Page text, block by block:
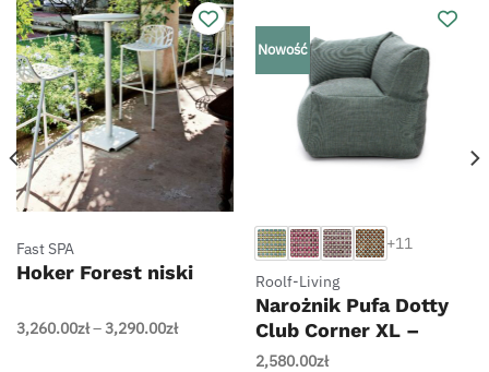
Fast SPA
Hoker Forest niski
3,260.00zł– 3,290.00złZakres
Nowość
+11
Roolf-Living
Narożnik Pufa Dotty
Club Corner XL –
Roolf-Living
2,580.00zł